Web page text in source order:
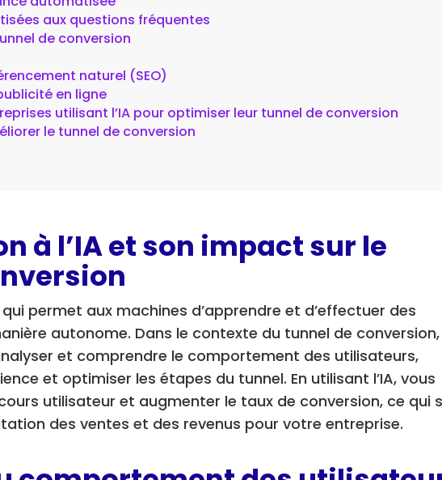
aux questions fréquentes
de conversion
naturel (SEO)
en ligne
utilisant l’IA pour optimiser leur tunnel de conversion
le tunnel de conversion
à l’IA et son impact sur le
qui permet aux machines d’apprendre et d’effectuer des
autonome. Dans le contexte du tunnel de conversion,
et comprendre le comportement des utilisateurs,
et optimiser les étapes du tunnel. En utilisant l’IA, vous
utilisateur et augmenter le taux de conversion, ce qui
des ventes et des revenus pour votre entreprise.